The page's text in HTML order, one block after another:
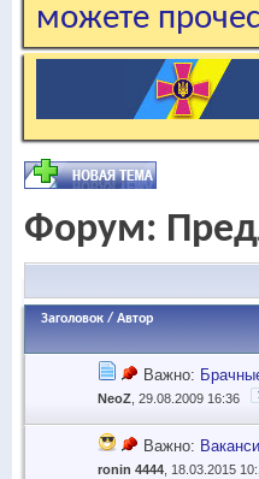
можете
Форум:
Заголовок / Автор
Важно:
NeoZ , 29.08.2009 16:36
Важно:
ronin 4444 , 18.03.2015